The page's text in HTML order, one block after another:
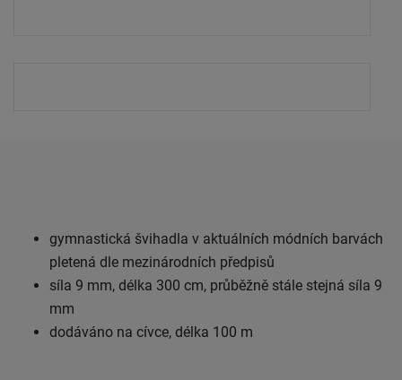
gymnastická švihadla v aktuálních módních barvách
pletená dle mezinárodních předpisů
síla 9 mm, délka 300 cm, průběžně stále stejná síla 9
mm
dodáváno na cívce, délka 100 m